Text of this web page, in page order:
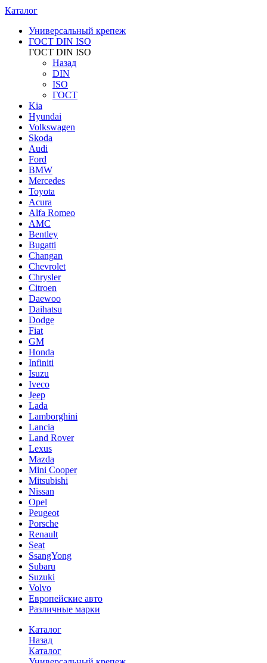
Каталог
Универсальный крепеж
ГОСТ DIN ISO
ГОСТ DIN ISO
Назад
DIN
ISO
ГОСТ
Kia
Hyundai
Volkswagen
Skoda
Audi
Ford
BMW
Mercedes
Toyota
Acura
Alfa Romeo
AMC
Bentley
Bugatti
Changan
Chevrolet
Chrysler
Citroen
Daewoo
Daihatsu
Dodge
Fiat
GM
Honda
Infiniti
Isuzu
Iveco
Jeep
Lada
Lamborghini
Lancia
Land Rover
Lexus
Mazda
Mini Cooper
Mitsubishi
Nissan
Opel
Peugeot
Porsche
Renault
Seat
SsangYong
Subaru
Suzuki
Volvo
Европейские авто
Различные марки
Каталог
Назад
Каталог